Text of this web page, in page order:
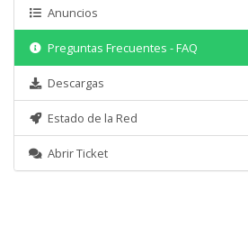
Anuncios
Preguntas Frecuentes - FAQ
Descargas
Estado de la Red
Abrir Ticket